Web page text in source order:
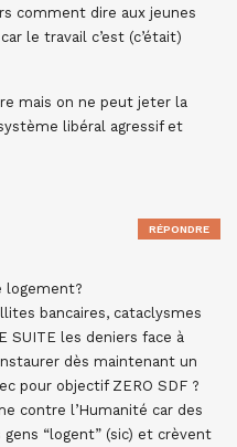
comment dire aux jeunes
le travail c’est (c’était)
mais on ne peut jeter la
libéral agressif et
logement?
bancaires, cataclysmes
SUITE les deniers face à
dès maintenant un
pour objectif ZERO SDF ?
contre l’Humanité car des
“logent” (sic) et crèvent
RÉPONDRE